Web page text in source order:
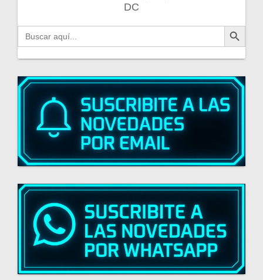
DC
Buscar: Botón de búsqueda